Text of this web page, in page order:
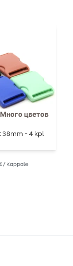
Много цветов
38mm - 4 kpl
€ / Kappale